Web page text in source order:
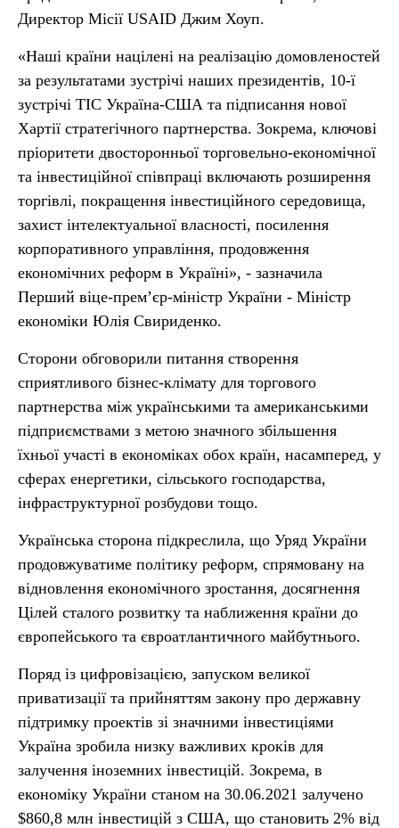
Директор Місії USAID Джим Хоуп.
«Наші країни націлені на реалізацію домовленостей
за результатами зустрічі наших президентів, 10-ї
зустрічі ТІС Україна-США та підписання нової
Хартії стратегічного партнерства. Зокрема, ключові
пріоритети двосторонньої торговельно-економічної
та інвестиційної співпраці включають розширення
торгівлі, покращення інвестиційного середовища,
захист інтелектуальної власності, посилення
корпоративного управління, продовження
економічних реформ в Україні», - зазначила
Перший віце-прем’єр-міністр України - Міністр
економіки Юлія Свириденко.
Сторони обговорили питання створення
сприятливого бізнес-клімату для торгового
партнерства між українськими та американськими
підприємствами з метою значного збільшення
їхньої участі в економіках обох країн, насамперед, у
сферах енергетики, сільського господарства,
інфраструктурної розбудови тощо.
Українська сторона підкреслила, що Уряд України
продовжуватиме політику реформ, спрямовану на
відновлення економічного зростання, досягнення
Цілей сталого розвитку та наближення країни до
європейського та євроатлантичного майбутнього.
Поряд із цифровізацією, запуском великої
приватизації та прийняттям закону про державну
підтримку проектів зі значними інвестиціями
Україна зробила низку важливих кроків для
залучення іноземних інвестицій. Зокрема, в
економіку України станом на 30.06.2021 залучено
$860,8 млн інвестицій з США, що становить 2% від